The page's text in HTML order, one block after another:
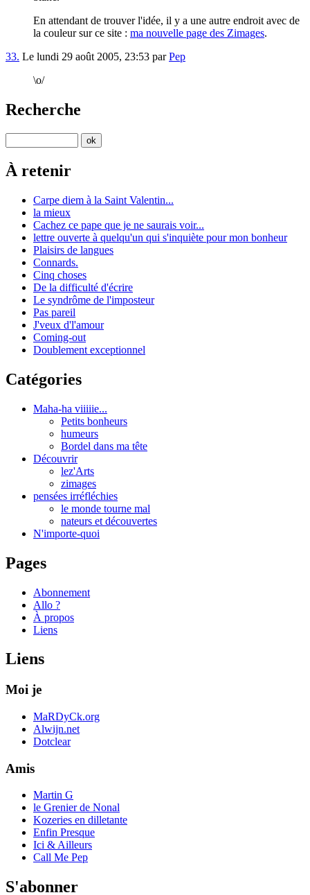
En attendant de trouver l'idée, il y a une autre endroit avec de
la couleur sur ce site : ma nouvelle page des Zimages.
33. Le lundi 29 août 2005, 23:53 parPep
\o/
Recherche
À retenir
Carpe diem à la Saint Valentin...
la mieux
Cachez ce pape que je ne saurais voir...
lettre ouverte à quelqu'un qui s'inquiète pour mon bonheur
Plaisirs de langues
Connards.
Cinq choses
De la difficulté d'écrire
Le syndrôme de l'imposteur
Pas pareil
J'veux d'l'amour
Coming-out
Doublement exceptionnel
Catégories
Maha-ha viiiiie...
Petits bonheurs
humeurs
Bordel dans ma tête
Découvrir
lez'Arts
zimages
pensées irréfléchies
le monde tourne mal
nateurs et découvertes
N'importe-quoi
Pages
Abonnement
Allo ?
À propos
Liens
Liens
Moi je
MaRDyCk.org
Alwijn.net
Dotclear
Amis
Martin G
le Grenier de Nonal
Kozeries en dilletante
Enfin Presque
Ici & Ailleurs
Call Me Pep
S'abonner